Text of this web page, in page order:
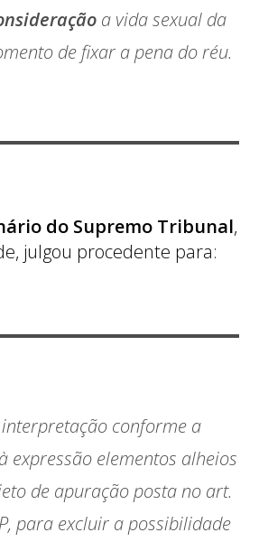
a vida sexual da
de fixar a pena do réu.
do Supremo Tribunal,
julgou procedente para:
conforme a
expressão elementos alheios
de apuração posta no art.
para excluir a possibilidade